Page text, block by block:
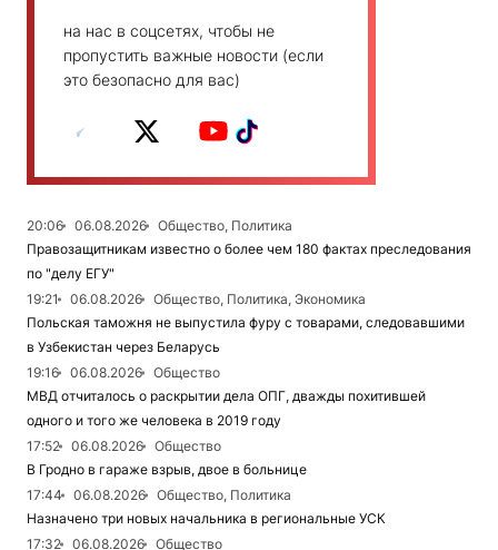
на нас в соцсетях, чтобы не
пропустить важные новости (если
это безопасно для вас)
20:06 06.08.2026
Общество, Политика
Правозащитникам известно о более чем 180 фактах преследования
по "делу ЕГУ"
19:21
06.08.2026
Общество, Политика, Экономика
Польская таможня не выпустила фуру с товарами, следовавшими
в Узбекистан через Беларусь
19:16
06.08.2026
Общество
МВД отчиталось о раскрытии дела ОПГ, дважды похитившей
одного и того же человека в 2019 году
17:52
06.08.2026
Общество
В Гродно в гараже взрыв, двое в больнице
17:44
06.08.2026
Общество, Политика
Назначено три новых начальника в региональные УСК
17:32
06.08.2026
Общество